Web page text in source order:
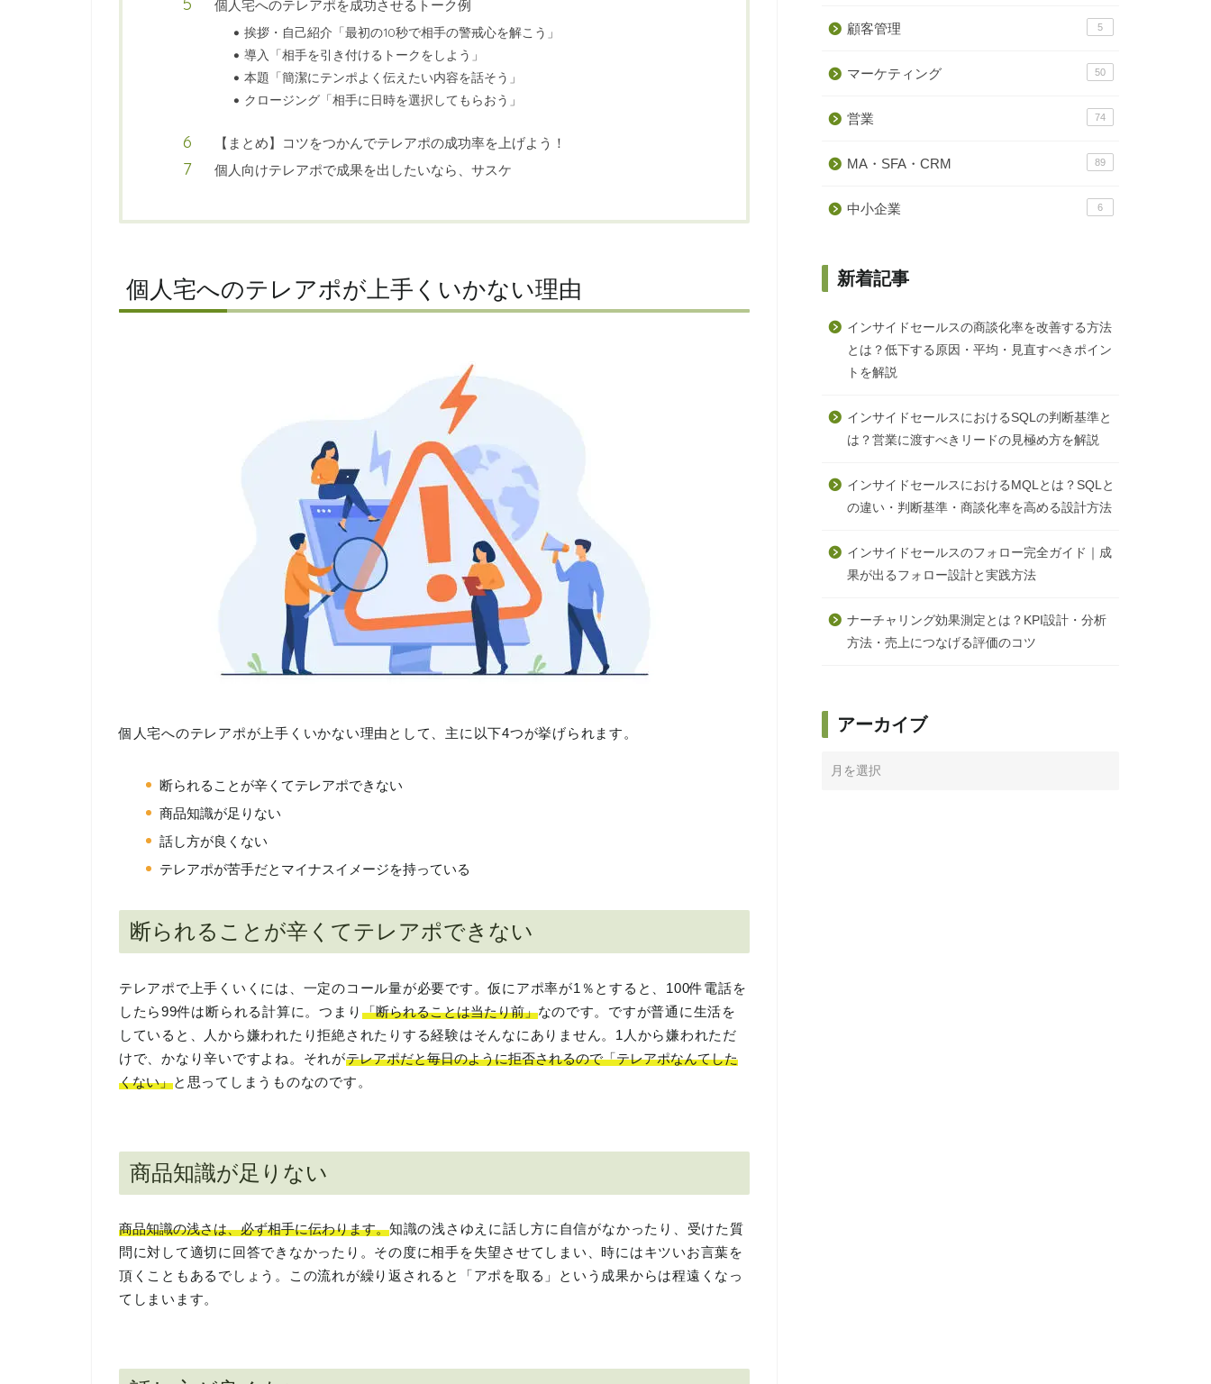
個人宅へのテレアポを成功させるトーク例
挨拶・自己紹介「最初の10秒で相手の警戒心を解こう」
導入「相手を引き付けるトークをしよう」
本題「簡潔にテンポよく伝えたい内容を話そう」
クロージング「相手に日時を選択してもらおう」
【まとめ】コツをつかんでテレアポの成功率を上げよう！
個人向けテレアポで成果を出したいなら、サスケ
個人宅へのテレアポが上手くいかない理由
個人宅へのテレアポが上手くいかない理由として、主に以下4つが挙げられます。
断られることが辛くてテレアポできない
商品知識が足りない
話し方が良くない
テレアポが苦手だとマイナスイメージを持っている
断られることが辛くてテレアポできない
テレアポで上手くいくには、一定のコール量が必要です。仮にアポ率が1％とすると、100件電話を
したら99件は断られる計算に。つまり 「断られることは当たり前」なのです。ですが普通に生活を
していると、人から嫌われたり拒絶されたりする経験はそんなにありません。1人から嫌われただ
けで、かなり辛いですよね。それがテレアポだと毎日のように拒否されるので「テレアポなんてした
くない」と思ってしまうものなのです。
商品知識が足りない
商品知識の浅さは、必ず相手に伝わります。知識の浅さゆえに話し方に自信がなかったり、受けた質
問に対して適切に回答できなかったり。その度に相手を失望させてしまい、時にはキツいお言葉を
頂くこともあるでしょう。この流れが繰り返されると「アポを取る」という成果からは程遠くなっ
てしまいます。
顧客管理 5
マーケティング 50
営業 74
MA・SFA・CRM 89
中小企業 6
新着記事
インサイドセールスの商談化率を改善する方法
とは？低下する原因・平均・見直すべきポイン
トを解説
インサイドセールスにおけるSQLの判断基準と
は？営業に渡すべきリードの見極め方を解説
インサイドセールスにおけるMQLとは？SQLと
の違い・判断基準・商談化率を高める設計方法
インサイドセールスのフォロー完全ガイド｜成
果が出るフォロー設計と実践方法
ナーチャリング効果測定とは？KPI設計・分析
方法・売上につなげる評価のコツ
アーカイブ